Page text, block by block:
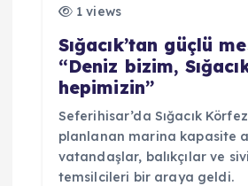
1 views
Sığacık’tan güçlü
“Deniz bizim,
hepimizin”
Seferihisar’da Sığacık
planlanan marina kapasite
vatandaşlar, balıkçılar ve
temsilcileri bir araya geldi.